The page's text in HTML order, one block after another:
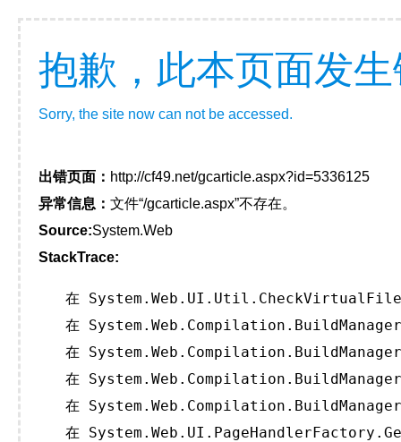
抱歉，此本页面发
Sorry, the site now can not be accessed.
出错页面： http://cf49.net/gcarticle.aspx?id=5336125
异常信息： 文件“/gcarticle.aspx”不存在。
Source:System.Web
StackTrace:
在
在
在
在
在
在